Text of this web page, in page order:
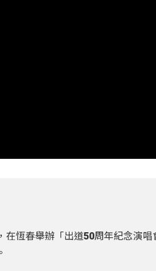
恆春舉辦「出道50周年紀念演